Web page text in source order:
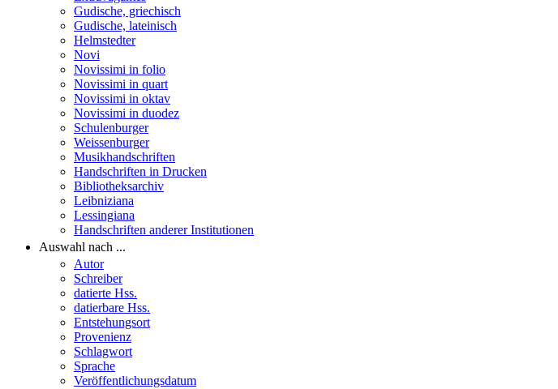
Gudische, griechisch
Gudische, lateinisch
Helmstedter
Novi
Novissimi in folio
Novissimi in quart
Novissimi in oktav
Novissimi in duodez
Schulenburger
Weissenburger
Musikhandschriften
Handschriften in Drucken
Bibliotheksarchiv
Leibniziana
Lessingiana
Handschriften anderer Institutionen
Auswahl nach ...
Autor
Schreiber
datierte Hss.
datierbare Hss.
Entstehungsort
Provenienz
Schlagwort
Sprache
Veröffentlichungsdatum